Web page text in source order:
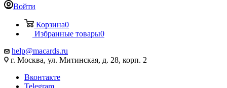
Войти
Корзина0
Избранные товары0
help@macards.ru
г. Москва, ул. Митинская, д. 28, корп. 2
Вконтакте
Telegram